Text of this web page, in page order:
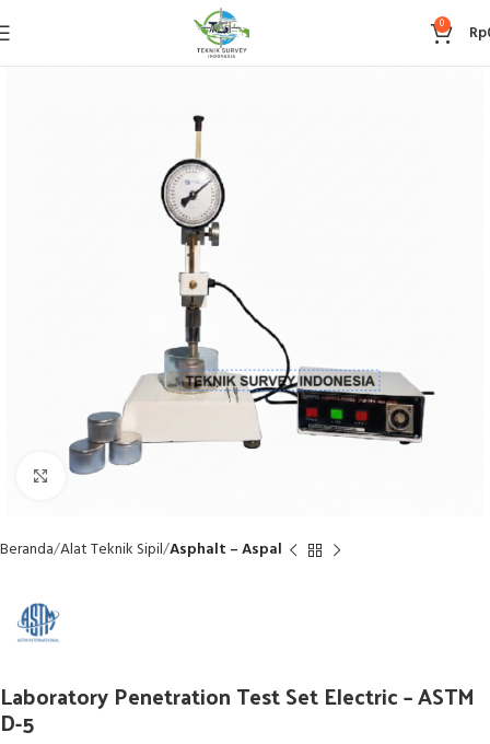
0 Rp
Click to enlarge
Beranda Alat Teknik Sipil Asphalt – Aspal
Laboratory Penetration Test Set Electric – ASTM
D-5